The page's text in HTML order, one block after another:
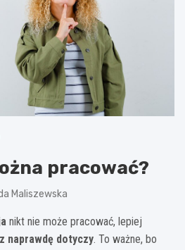
pracować?
Maliszewska
nikt nie może pracować, lepiej
naprawdę dotyczy. To ważne, bo